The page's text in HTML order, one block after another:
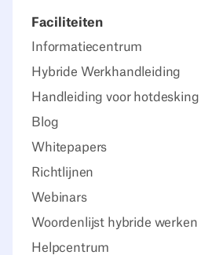
Faciliteiten
Informatiecentrum
Hybride Werkhandleiding
Handleiding voor hotdesking
Blog
Whitepapers
Richtlijnen
Webinars
Woordenlijst hybride werken
Helpcentrum